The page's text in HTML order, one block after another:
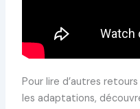
Pour lire d’autres
les adaptations,